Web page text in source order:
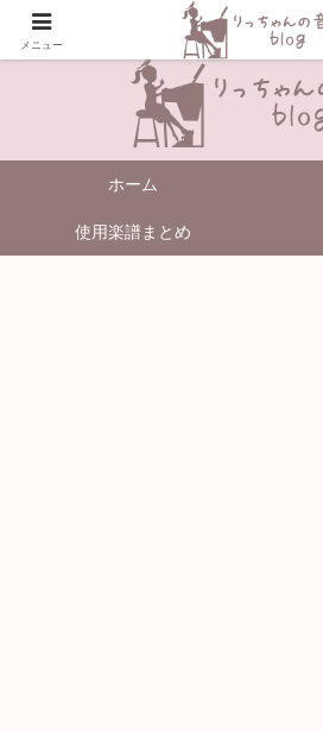
＼Enjoy Music!／
ホーム
使用楽譜まとめ
メニュー